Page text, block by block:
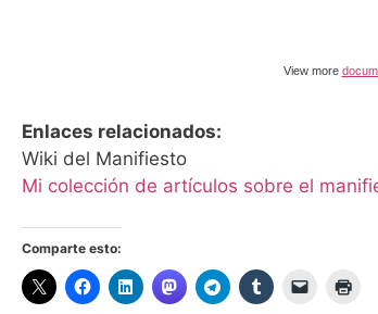
View more
Enlaces relacionados:
Wiki del Manifiesto
Mi colección de artículos sobre el
Comparte esto: